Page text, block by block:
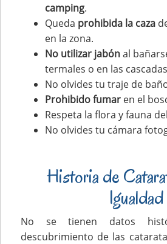
camping.
Queda prohibida la caza
en la zona.
No utilizar jabónal
termales o en las
No olvides tu traje de
Prohibido fumaren el
Respeta la flora y fauna
No olvides tu cámara
Historia de
Igualdad
No se tienen datos
descubrimiento de las